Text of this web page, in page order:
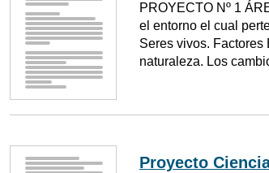
PROYECTO Nº 1
el entorno el cual
Seres vivos. Factores
naturaleza. Los
Proyecto